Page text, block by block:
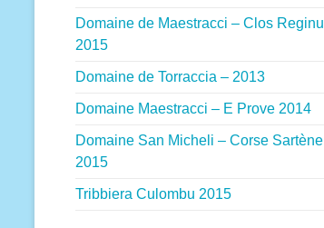
Domaine de Maestracci – Clos Reginu
2015
Domaine de Torraccia – 2013
Domaine Maestracci – E Prove 2014
Domaine San Micheli – Corse Sartène
2015
Tribbiera Culombu 2015